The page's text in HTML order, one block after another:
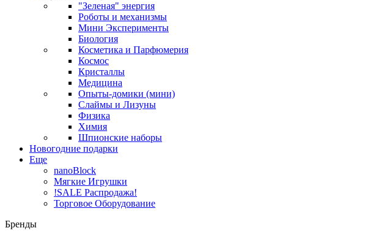
"Зеленая" энергия
Роботы и механизмы
Мини Эксперименты
Биология
Косметика и Парфюмерия
Космос
Кристаллы
Медицина
Опыты-домики (мини)
Слаймы и Лизуны
Физика
Химия
Шпионские наборы
Новогодние подарки
Еще
nanoBlock
Мягкие Игрушки
!SALE Распродажа!
Торговое Оборудование
Бренды